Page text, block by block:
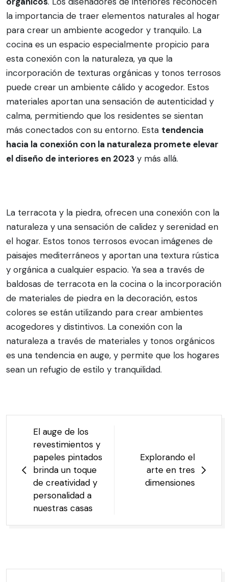
la importancia de traer elementos naturales al hogar
para crear un ambiente acogedor y tranquilo. La
cocina es un espacio especialmente propicio para
esta conexión con la naturaleza, ya que la
incorporación de texturas orgánicas y tonos terrosos
puede crear un ambiente cálido y acogedor. Estos
materiales aportan una sensación de autenticidad y
calma, permitiendo que los residentes se sientan
más conectados con su entorno. Esta tendencia
hacia la conexión con la naturaleza promete elevar
el diseño de interiores en 2023 y más allá.
La terracota y la piedra, ofrecen una conexión con la
naturaleza y una sensación de calidez y serenidad en
el hogar. Estos tonos terrosos evocan imágenes de
paisajes mediterráneos y aportan una textura rústica
y orgánica a cualquier espacio. Ya sea a través de
baldosas de terracota en la cocina o la incorporación
de materiales de piedra en la decoración, estos
colores se están utilizando para crear ambientes
acogedores y distintivos. La conexión con la
naturaleza a través de materiales y tonos orgánicos
es una tendencia en auge, y permite que los hogares
sean un refugio de estilo y tranquilidad.
NAVEGACIÓN
ENTRADAS
El auge de los
revestimientos y
papeles pintados
brinda un toque
de creatividad y
personalidad a
nuestras casas
Explorando el
arte en tres
dimensiones